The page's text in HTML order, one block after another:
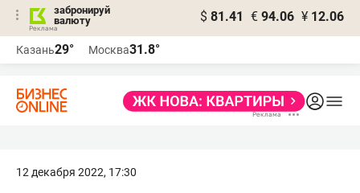
забронируй
валюту
$ 81.41 € 94.06 ¥ 12.06
Казань29° Москва31.8°
12 декабря 2022, 17:30